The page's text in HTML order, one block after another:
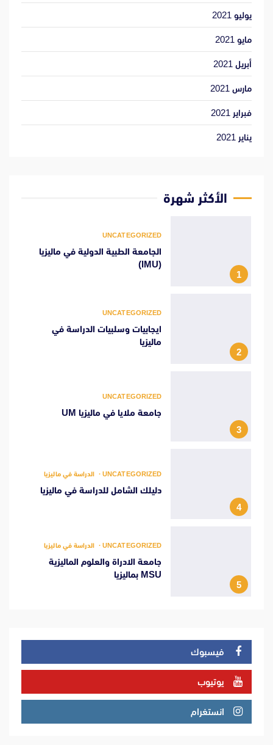
يوليو 2021
مايو 2021
أبريل 2021
مارس 2021
فبراير 2021
يناير 2021
الأكثر شهرة
1
UNCATEGORIZED
الجامعة الطبية الدولية في ماليزيا
(IMU)
2
UNCATEGORIZED
ايجابيات وسلبيات الدراسة في
ماليزيا
3
UNCATEGORIZED
جامعة ملايا في ماليزيا UM
4
UNCATEGORIZED الدراسة في ماليزيا
دليلك الشامل للدراسة في ماليزيا
5
UNCATEGORIZED الدراسة في ماليزيا
جامعة الادراة والعلوم الماليزية
MSU بماليزيا
فيسبوك
يوتيوب
انستغرام